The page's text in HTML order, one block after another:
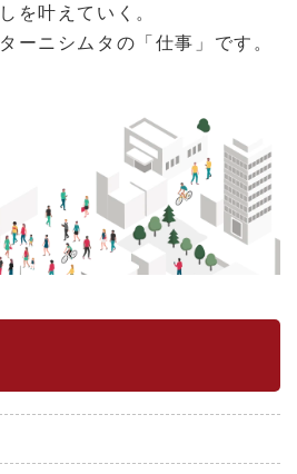
を叶えていく。
ーニシムタの「仕事」です。